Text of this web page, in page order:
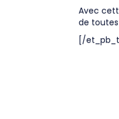
Avec
de
[/